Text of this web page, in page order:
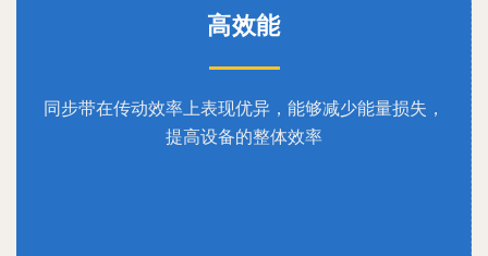
高效能
同步带在传动效率上表现优异，能够减少能量损失，
提高设备的整体效率